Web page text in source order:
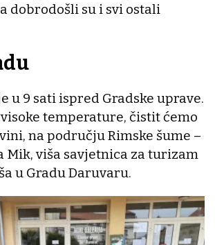
dobrodošli su i svi ostali
u 9 sati ispred Gradske uprave.
temperature, čistit ćemo
na području Rimske šume –
Mik, viša savjetnica za turizam
u Gradu Daruvaru.